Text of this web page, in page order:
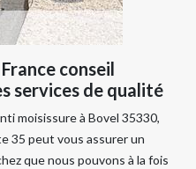
conseil
services de qualité
moisissure à Bovel 35330,
35 peut vous assurer un
que nous pouvons à la fois